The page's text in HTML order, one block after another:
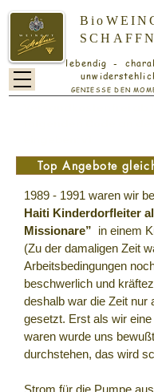
lebendig -
GENIESSE DEN
Top Angebote
1989 - 1991 waren wir
Haiti Kinderdorfleiter
Missionare” in einem
(Zu der damaligen Zeit
Arbeitsbedingungen
beschwerlich und
deshalb war die Zeit nur
gesetzt. Erst als wir
waren wurde uns
durchstehen, das wird